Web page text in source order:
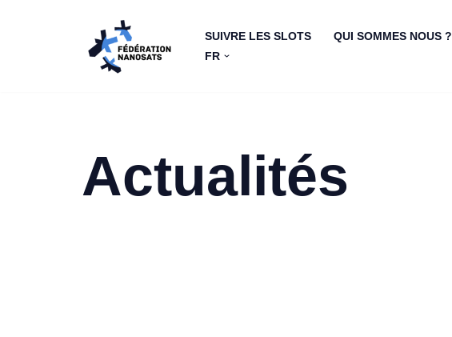
SUIVRE LES SLOTS QUI SOMMES NOUS ?
FR
Actualités